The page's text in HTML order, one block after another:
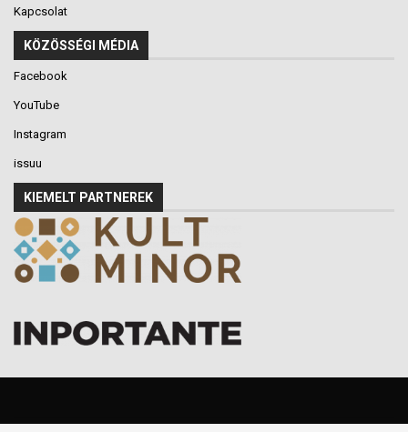
Kapcsolat
KÖZÖSSÉGI MÉDIA
Facebook
YouTube
Instagram
issuu
KIEMELT PARTNEREK